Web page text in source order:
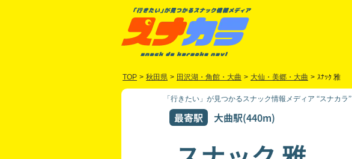
TOP > 秋田県 > 田沢湖・角館・大曲 > 大仙・美郷・大曲 > ｽﾅｯｸ 雅
「行きたい」が見つかるスナック情報メディア “スナカラ”
最寄駅 大曲駅(440m)